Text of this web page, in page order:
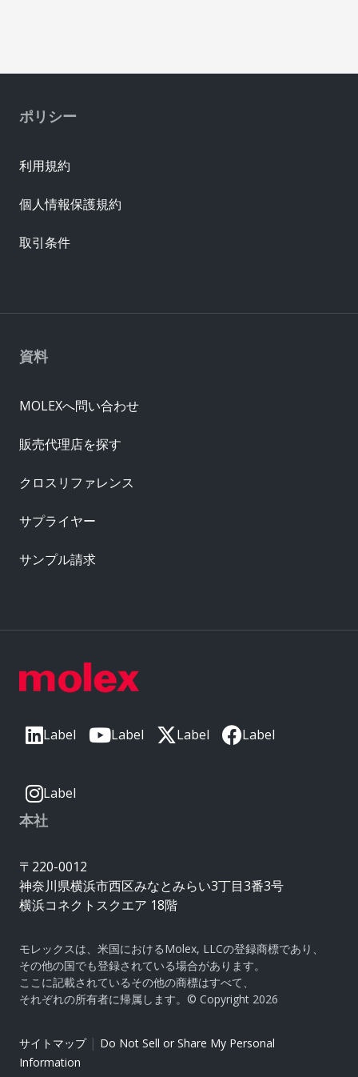
Label Label Label Label
Label
本社
〒220-0012
神奈川県横浜市西区みなとみらい3丁目3番3号
横浜コネクトスクエア 18階
モレックスは、米国におけるMolex, LLCの登録商標であり、
その他の国でも登録されている場合があります。
ここに記載されているその他の商標はすべて、
それぞれの所有者に帰属します。© Copyright 2026
サイトマップ| Do Not Sell or Share My Personal
Information
資料
MOLEXへ問い合わせ
販売代理店を探す
クロスリファレンス
サプライヤー
サンプル請求
ポリシー
利用規約
個人情報保護規約
取引条件